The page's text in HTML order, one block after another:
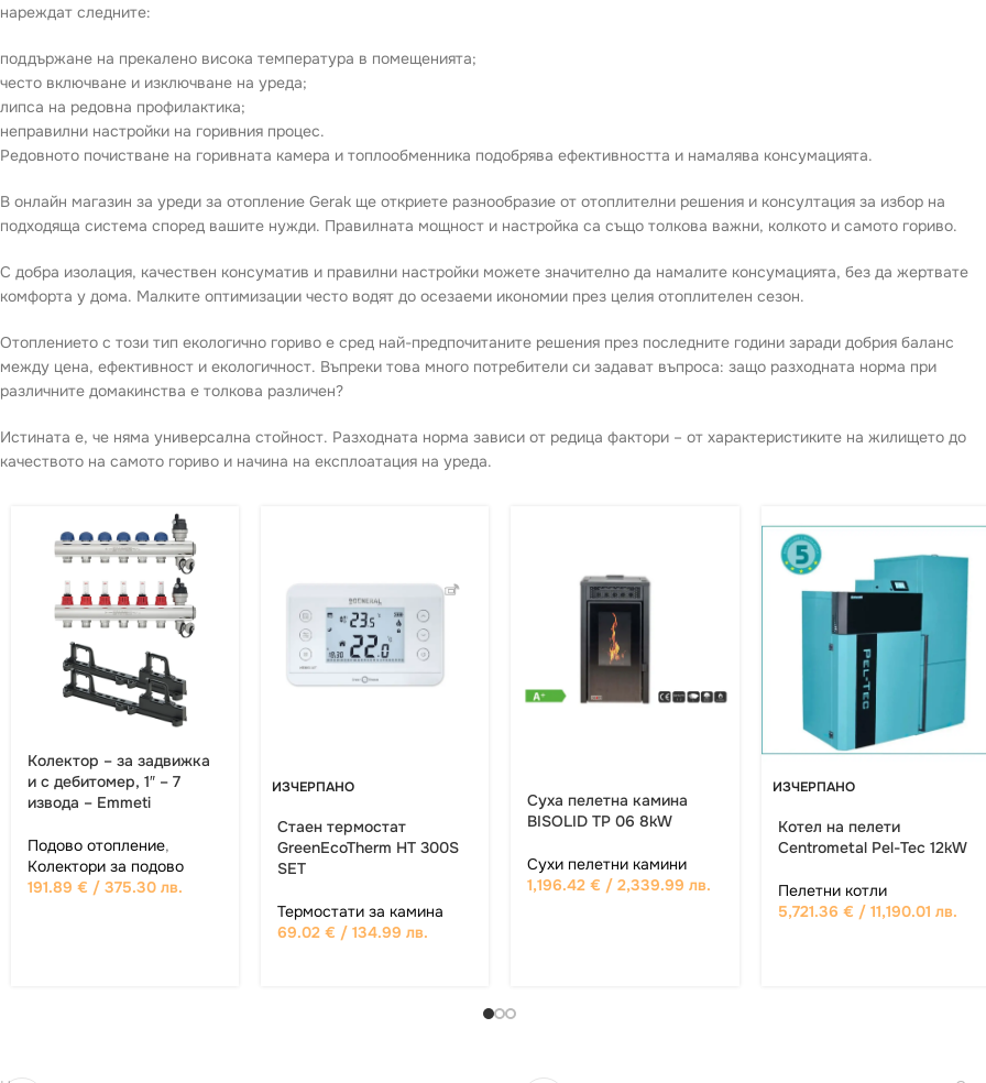
нареждат следните:
поддържане на прекалено висока температура в помещенията;
често включване и изключване на уреда;
липса на редовна профилактика;
неправилни настройки на горивния процес.
Редовното почистване на горивната камера и топлообменника подобрява ефективността и намалява консумацията.
В онлайн магазин за уреди за отопление Gerak ще откриете разнообразие от отоплителни решения и консултация за избор на
подходяща система според вашите нужди. Правилната мощност и настройка са също толкова важни, колкото и самото гориво.
С добра изолация, качествен консуматив и правилни настройки можете значително да намалите консумацията, без да жертвате
комфорта у дома. Малките оптимизации често водят до осезаеми икономии през целия отоплителен сезон.
Отоплението с този тип екологично гориво е сред най-предпочитаните решения през последните години заради добрия баланс
между цена, ефективност и екологичност. Въпреки това много потребители си задават въпроса: защо разходната норма при
различните домакинства е толкова различен?
Истината е, че няма универсална стойност. Разходната норма зависи от редица фактори – от характеристиките на жилището до
качеството на самото гориво и начина на експлоатация на уреда.
Колектор – за задвижка
и с дебитомер, 1″ – 7
извода – Emmeti
Подово отопление,
Колектори за подово
191.89 € / 375.30 лв.
ИЗЧЕРПАНО
Стаен термостат
GreenEcoTherm HT 300S
SET
Термостати за камина
69.02€ / 134.99 лв.
Суха пелетна камина
BISOLID TP 06 8kW
Сухи пелетни камини
1,196.42€ / 2,339.99 лв.
ИЗЧЕРПАНО
Котел на пелети
Centrometal Pel-Tec 12kW
Пелетни котли
5,721.36 € / 11,190.01 лв.